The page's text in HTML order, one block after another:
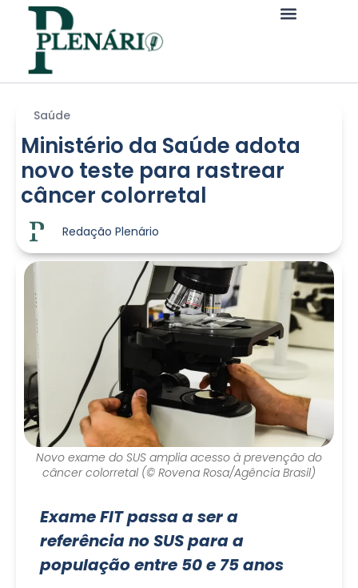
Saúde
Ministério da Saúde adota
novo teste para rastrear
câncer colorretal
Redação Plenário
Novo exame do SUS amplia acesso à prevenção do
câncer colorretal (© Rovena Rosa/Agência Brasil)
Exame FIT passa a ser a
referência no SUS para a
população entre 50 e 75 anos